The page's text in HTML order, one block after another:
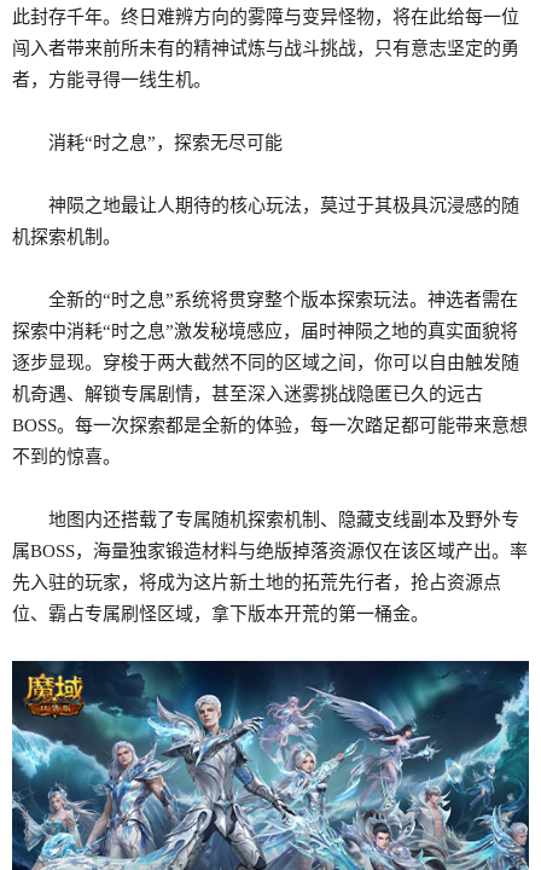
此封存千年。终日难辨方向的雾障与变异怪物，将在此给每一位
闯入者带来前所未有的精神试炼与战斗挑战，只有意志坚定的勇
者，方能寻得一线生机。
消耗“时之息”，探索无尽可能
神陨之地最让人期待的核心玩法，莫过于其极具沉浸感的随
机探索机制。
全新的“时之息”系统将贯穿整个版本探索玩法。神选者需在
探索中消耗“时之息”激发秘境感应，届时神陨之地的真实面貌将
逐步显现。穿梭于两大截然不同的区域之间，你可以自由触发随
机奇遇、解锁专属剧情，甚至深入迷雾挑战隐匿已久的远古
BOSS。每一次探索都是全新的体验，每一次踏足都可能带来意想
不到的惊喜。
地图内还搭载了专属随机探索机制、隐藏支线副本及野外专
属BOSS，海量独家锻造材料与绝版掉落资源仅在该区域产出。率
先入驻的玩家，将成为这片新土地的拓荒先行者，抢占资源点
位、霸占专属刷怪区域，拿下版本开荒的第一桶金。